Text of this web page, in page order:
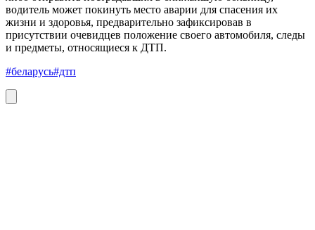
водитель может покинуть место аварии для спасения их
жизни и здоровья, предварительно зафиксировав в
присутствии очевидцев положение своего автомобиля, следы
и предметы, относящиеся к ДТП.
#беларусь#дтп